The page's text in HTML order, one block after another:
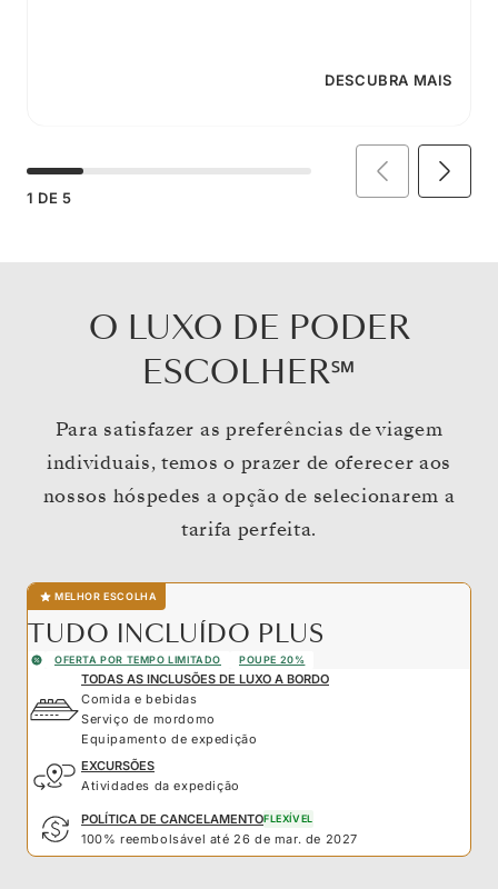
DESCUBRA MAIS
1 DE 5
O LUXO DE PODER
ESCOLHER℠
Para satisfazer as preferências de viagem
individuais, temos o prazer de oferecer aos
nossos hóspedes a opção de selecionarem a
tarifa perfeita.
MELHOR ESCOLHA
TUDO INCLUÍDO PLUS
OFERTA POR TEMPO LIMITADO POUPE 20%
TODAS AS INCLUSÕES DE LUXO A BORDO
Comida e bebidas
Serviço de mordomo
Equipamento de expedição
EXCURSÕES
Atividades da expedição
POLÍTICA DE CANCELAMENTOFLEXÍVEL
100% reembolsável até 26 de mar. de 2027